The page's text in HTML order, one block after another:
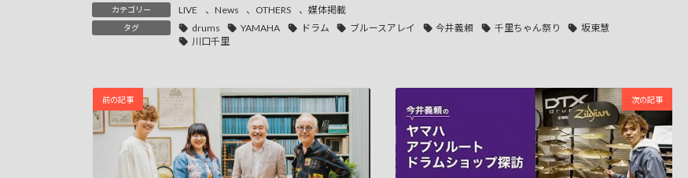
カテゴリー LIVE 、 News 、 OTHERS 、 媒体掲載
タグ drums YAMAHA ドラム ブルースアレイ 今井義頼 千里ちゃん祭り
坂東慧
川口千里
前の記事 次の記事